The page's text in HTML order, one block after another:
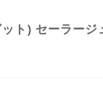
ト) セーラージ